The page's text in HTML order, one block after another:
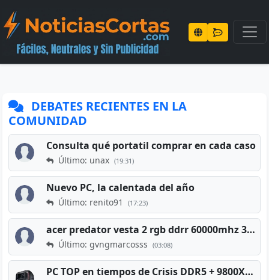
DEBATES RECIENTES EN LA
COMUNIDAD
Consulta qué portatil comprar en cada caso
Último: unax (19:31)
Nuevo PC, la calentada del año
Último: renito91 (17:23)
acer predator vesta 2 rgb ddrr 60000mhz 32gb x2 16gb
Último: gvngmarcosss (03:08)
PC TOP en tiempos de Crisis DDR5 + 9800X3D + RTX 5080 [2026][2400€]